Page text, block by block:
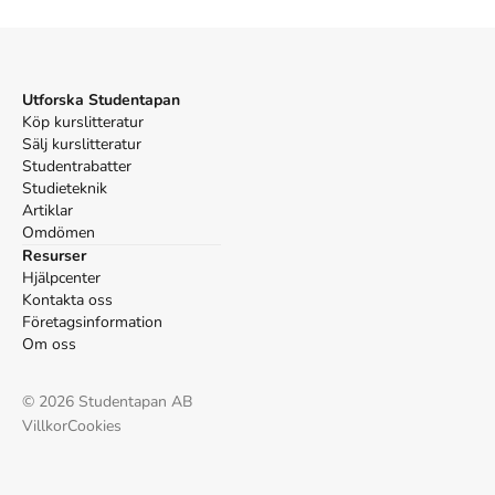
Oxford
Adler-Olsen, Jussi,
Förlag, 2015).
APA
Adler-Olsen, J. (2015).
Förlag.
Vancouver
Adler-Olsen J. Den gränslöse. Albert Bonniers Förlag;
2015.
Utforska Studentapan
Köp kurslitteratur
Sälj kurslitteratur
Studentrabatter
Studieteknik
Artiklar
Omdömen
Resurser
Hjälpcenter
Kontakta oss
Företagsinformation
Om oss
© 2026 Studentapan AB
VillkorCookies